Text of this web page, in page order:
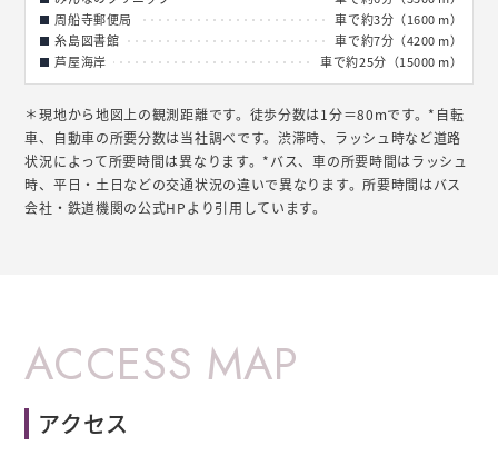
周船寺郵便局
車で約3分（1600 m）
糸島図書館
車で約7分（4200 m）
芦屋海岸
車で約25分（15000 m）
＊現地から地図上の観測距離です。徒歩分数は1分＝80mです。*自転
車、自動車の所要分数は当社調べです。渋滞時、ラッシュ時など道路
状況によって所要時間は異なります。*バス、車の所要時間はラッシュ
時、平日・土日などの交通状況の違いで異なります。所要時間はバス
会社・鉄道機関の公式HPより引用しています。
ACCESS MAP
アクセス